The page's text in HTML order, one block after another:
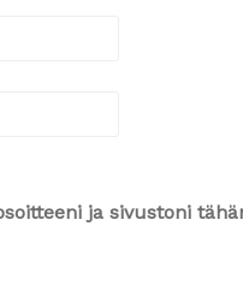
ja sivustoni